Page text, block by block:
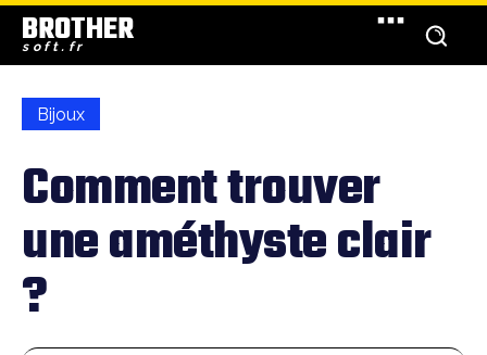
BROTHER
soft.fr
Bijoux
Comment trouver
une améthyste clair
?